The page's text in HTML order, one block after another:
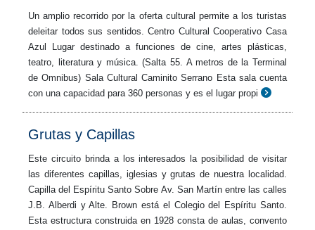
Un amplio recorrido por la oferta cultural permite a los turistas
deleitar todos sus sentidos. Centro Cultural Cooperativo Casa
Azul Lugar destinado a funciones de cine, artes plásticas,
teatro, literatura y música. (Salta 55. A metros de la Terminal
de Omnibus) Sala Cultural Caminito Serrano Esta sala cuenta
con una capacidad para 360 personas y es el lugar propi
Grutas y Capillas
Este circuito brinda a los interesados la posibilidad de visitar
las diferentes capillas, iglesias y grutas de nuestra localidad.
Capilla del Espíritu Santo Sobre Av. San Martín entre las calles
J.B. Alberdi y Alte. Brown está el Colegio del Espíritu Santo.
Esta estructura construida en 1928 consta de aulas, convento